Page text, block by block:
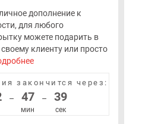
дополнение к
для любого
можете подарить в
клиенту или просто
закончится через:
– 47
мин
– 39
сек